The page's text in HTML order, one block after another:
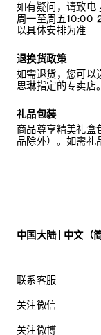
如有疑问，请致电
周一至周五10:00-
以具体安排为准
退换货政策
如需退货，您可以
思琳指定的专卖店
礼品包装
商品尊享精美礼盒
品除外）。如需礼
中国大陆 | 中文（
联系客服
关注微信
关注微博